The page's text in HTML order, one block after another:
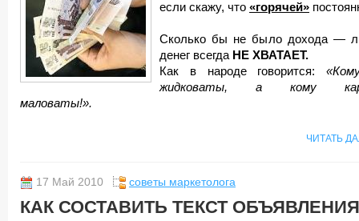
если скажу, что «горячей»
Сколько бы не было дохода —
денег всегда НЕ ХВАТАЕТ.
Как в народе говорится:
жидковаты, а кому
маловаты!».
ЧИТАТЬ
17 Май 2010 советы маркетолога
КАК СОСТАВИТЬ ТЕКСТ